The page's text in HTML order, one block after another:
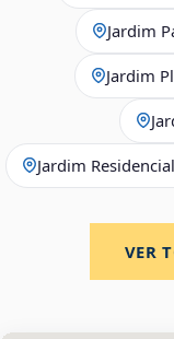
Jardim
Jardim
Jardim
VER